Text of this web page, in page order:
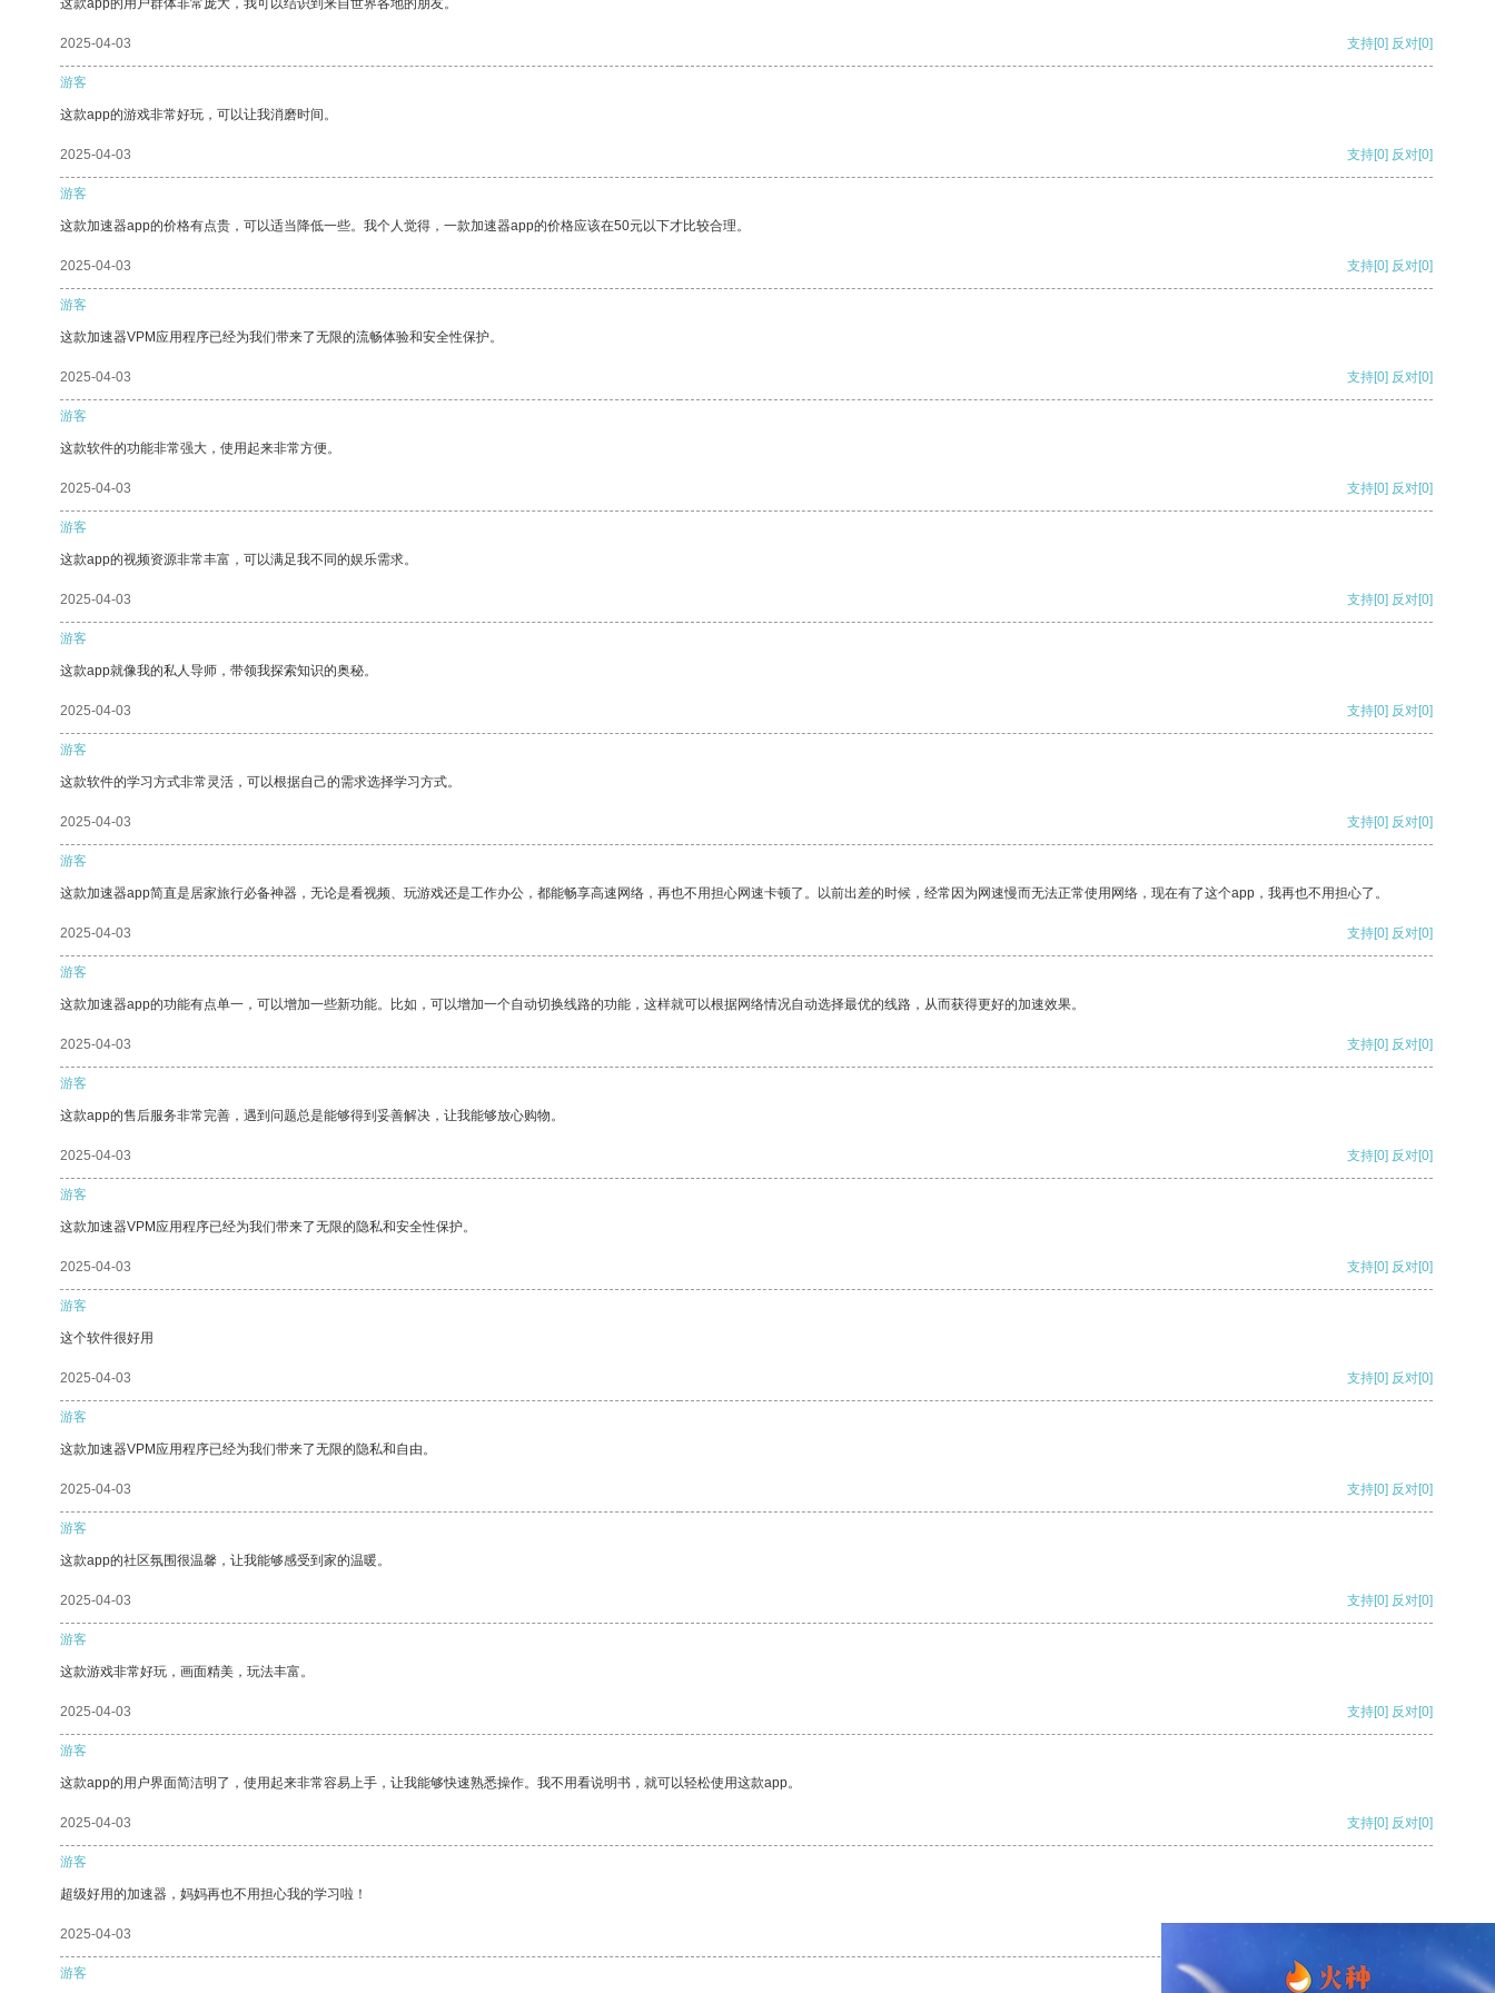
这款app的用户群体非常庞大，我可以结识到来自世界各地的朋友。
2025-04-03 支持[0] 反对[0]
游客
这款app的游戏非常好玩，可以让我消磨时间。
2025-04-03 支持[0] 反对[0]
游客
这款加速器app的价格有点贵，可以适当降低一些。我个人觉得，一款加速器app的价格应该在50元以下才比较合理。
2025-04-03 支持[0] 反对[0]
游客
这款加速器VPM应用程序已经为我们带来了无限的流畅体验和安全性保护。
2025-04-03 支持[0] 反对[0]
游客
这款软件的功能非常强大，使用起来非常方便。
2025-04-03 支持[0] 反对[0]
游客
这款app的视频资源非常丰富，可以满足我不同的娱乐需求。
2025-04-03 支持[0] 反对[0]
游客
这款app就像我的私人导师，带领我探索知识的奥秘。
2025-04-03 支持[0] 反对[0]
游客
这款软件的学习方式非常灵活，可以根据自己的需求选择学习方式。
2025-04-03 支持[0] 反对[0]
游客
这款加速器app简直是居家旅行必备神器，无论是看视频、玩游戏还是工作办公，都能畅享高速网络，再也不用担心网速卡顿了。以前出差的时候，经常因为网速慢而无法正常使用网络，现在有了这个app，我再也不用担心了。
2025-04-03 支持[0] 反对[0]
游客
这款加速器app的功能有点单一，可以增加一些新功能。比如，可以增加一个自动切换线路的功能，这样就可以根据网络情况自动选择最优的线路，从而获得更好的加速效果。
2025-04-03 支持[0] 反对[0]
游客
这款app的售后服务非常完善，遇到问题总是能够得到妥善解决，让我能够放心购物。
2025-04-03 支持[0] 反对[0]
游客
这款加速器VPM应用程序已经为我们带来了无限的隐私和安全性保护。
2025-04-03 支持[0] 反对[0]
游客
这个软件很好用
2025-04-03 支持[0] 反对[0]
游客
这款加速器VPM应用程序已经为我们带来了无限的隐私和自由。
2025-04-03 支持[0] 反对[0]
游客
这款app的社区氛围很温馨，让我能够感受到家的温暖。
2025-04-03 支持[0] 反对[0]
游客
这款游戏非常好玩，画面精美，玩法丰富。
2025-04-03 支持[0] 反对[0]
游客
这款app的用户界面简洁明了，使用起来非常容易上手，让我能够快速熟悉操作。我不用看说明书，就可以轻松使用这款app。
2025-04-03 支持[0] 反对[0]
游客
超级好用的加速器，妈妈再也不用担心我的学习啦！
2025-04-03
游客